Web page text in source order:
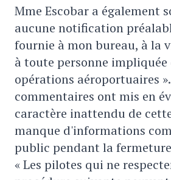
Mme Escobar a également
aucune notification
fournie à mon bureau, à la
à toute personne impliquée
opérations aéroportuaires ».
commentaires ont mis en
caractère inattendu de
manque d'informations
public pendant la
« Les pilotes qui ne